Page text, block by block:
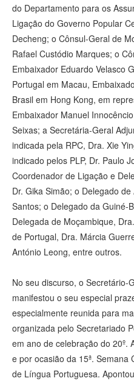
do Departamento para os
Ligação do Governo Popular
Decheng; o Cônsul-Geral de
Rafael Custódio Marques; o
Embaixador Eduardo Velasco
Portugal em Macau,
Brasil em Hong Kong, em
Embaixador Manuel
Seixas; a Secretária-Geral
indicada pela RPC, Dra. Xie
indicado pelos PLP, Dr. Paulo
Coordenador de Ligação e
Dr. Gika Simão; o Delegado
Santos; o Delegado da Guiné-
Delegada de Moçambique,
de Portugal, Dra. Márcia
António Leong, entre outros.
No seu discurso, o Secretário-
manifestou o seu especial
especialmente reunida para
organizada pelo Secretariado
em ano de celebração do 20º.
e por ocasião da 15ª.
de Língua Portuguesa.